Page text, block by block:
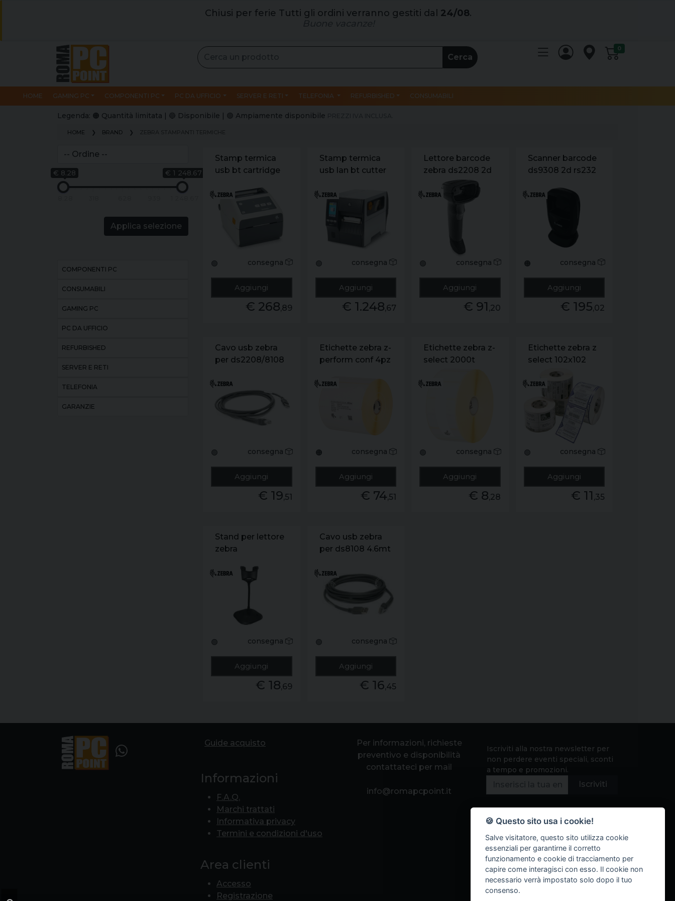
Chiusi per ferie Tutti gli ordini verranno gestiti dal 24/08.
Cerca
0
HOME GAMING PC COMPONENTI PC PC DA UFFICIO SERVER E RETI TELEFONIA REFURBISHED CONSUMABILI
Legenda: 🟠 Quantità limitata | 🔵 Disponibile | 🟢 Ampiamente disponibile
HOME BRAND
€ 8.28 € 1 248.67
Applica selezione
COMPONENTI PC
CONSUMABILI
GAMING PC
PC DA UFFICIO
REFURBISHED
SERVER E RETI
TELEFONIA
GARANZIE
Stamp termica
usb bt cartridge
203dpi
🟢 consegna
Aggiungi
€ 268,89
Stamp termica
usb lan bt cutter
trasferimento
🟢 consegna
Aggiungi
€ 1.248,67
Lettore barcode
zebra ds2208 2d
imager usb (no
cavo no stand)
🟢 consegna
Aggiungi
€ 91 ,20
Scanner barcode
ds9308 2d rs232
cavo 2mt nero
🟠 consegna
Aggiungi
€ 195,02
Cavo usb zebra
per ds2208/8108
🟢 consegna
Aggiungi
€ 19,51
Etichette zebra z-
perform conf 4pz
148 mm
🟠 consegna
Aggiungi
€ 74,51
Etichette zebra z-
select 2000t
76x51mm da
🟢 consegna
Aggiungi
€ 8,28
Etichette zebra z
select 102x102
singolo rotolo da
700 etichette
🟢 consegna
Aggiungi
€ 11 ,35
Stand per lettore
zebra
08/ds8108/
🟢 consegna
Aggiungi
€ 18,69
Cavo usb zebra
per ds8108 4.6mt
🟢 consegna
Aggiungi
€ 16,45
Guide acquisto
Informazioni
F.A.Q.
Marchi trattati
Informativa privacy
Termini e condizioni d'uso
Area clienti
Accesso
Registrazione
Per informazioni, richieste
preventivo e disponibilità
contattateci per mail
info@romapcpoint.it
Iscriviti alla nostra newsletter per
non perdere eventi speciali, sconti
a tempo e promozioni.
Iscriviti
🍪 Questo sito usa i cookie!
Salve visitatore, questo sito utilizza cookie
essenziali per garantirne il corretto
funzionamento e cookie di tracciamento per
capire come interagisci con esso. Il cookie non
necessario verrà impostato solo dopo il tuo
consenso.